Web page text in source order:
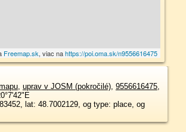
Freemap.sk, viac nahttps://poi.oma.sk/n9556616475
, uprav v JOSM (pokročilé), 9556616475,
lat: 48.7002129, og type: place, og